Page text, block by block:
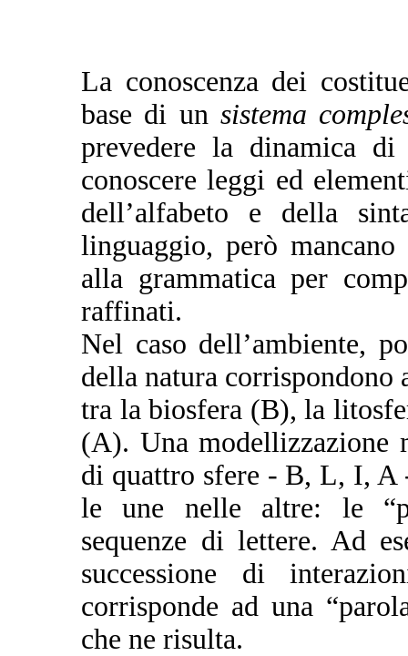
La conoscenza dei
base di un sistema
prevedere la dinamica
conoscere leggi ed
dell’alfabeto e della
linguaggio, però
alla grammatica per
raffinati.
Nel caso dell’ambiente,
della natura
tra la biosfera (B), la
(A). Una modellizzazione
di quattro sfere - B, L, I,
le une nelle altre: le
sequenze di lettere. Ad
successione di
corrisponde ad una
che ne risulta.